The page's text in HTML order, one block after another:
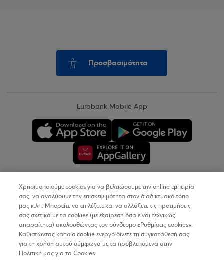
Προσβασιμότητα
Eurobank Mobile App
Copyright © 2026
Όροι Χρήσης
Προσωπικά Δεδομένα στον Διαδικτυακό Τόπο
Χρησιμοποιούμε cookies για να βελτιώσουμε την online εμπειρία
σας, να αναλύουμε την επισκεψιμότητα στον διαδικτυακό τόπο
μας κ.λπ. Μπορείτε να επιλέξετε και να αλλάξετε τις προτιμήσεις
σας σχετικά με τα cookies (με εξαίρεση όσα είναι τεχνικώς
απαραίτητα) ακολουθώντας τον σύνδεσμο «Ρυθμίσεις cookies».
Καθιστώντας κάποιο cookie ενεργό δίνετε τη συγκατάθεσή σας
για τη χρήση αυτού σύμφωνα με τα προβλεπόμενα στην
Πολιτική μας για τα Cookies.